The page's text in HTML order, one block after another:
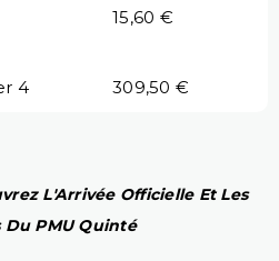
15,60 €
4 309,50 €
L'Arrivée Officielle Et Les
Du PMU Quinté